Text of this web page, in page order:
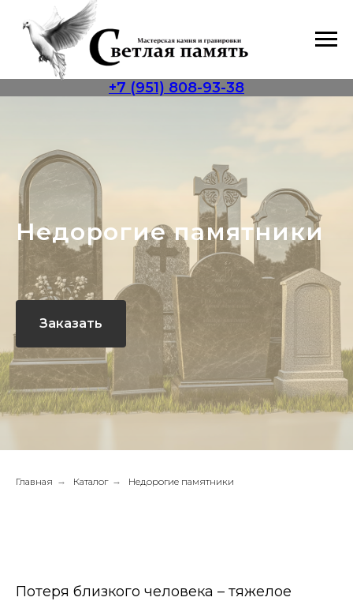
+7 (951) 808-93-38
Недорогие памятники
Заказать
Главная → Каталог → Недорогие памятники
Потеря близкого человека – тяжелое